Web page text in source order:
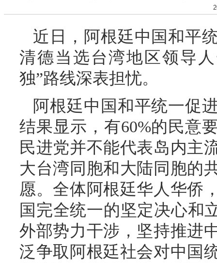
近日，阿根廷中国和平
清德当选台湾地区领导
独”路线深表担忧。
阿根廷中国和平统一促
结果显示，有60%的民意
民进党并不能代表岛内主
大台湾同胞和大陆同胞的
愿。全体阿根廷华人华侨
国完全统一的坚定决心和
外部势力干涉，坚持推进
泛争取阿根廷社会对中国